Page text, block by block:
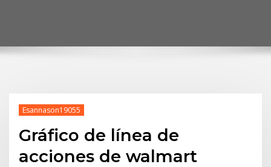
Esannason19055
Gráfico de línea de
acciones de walmart